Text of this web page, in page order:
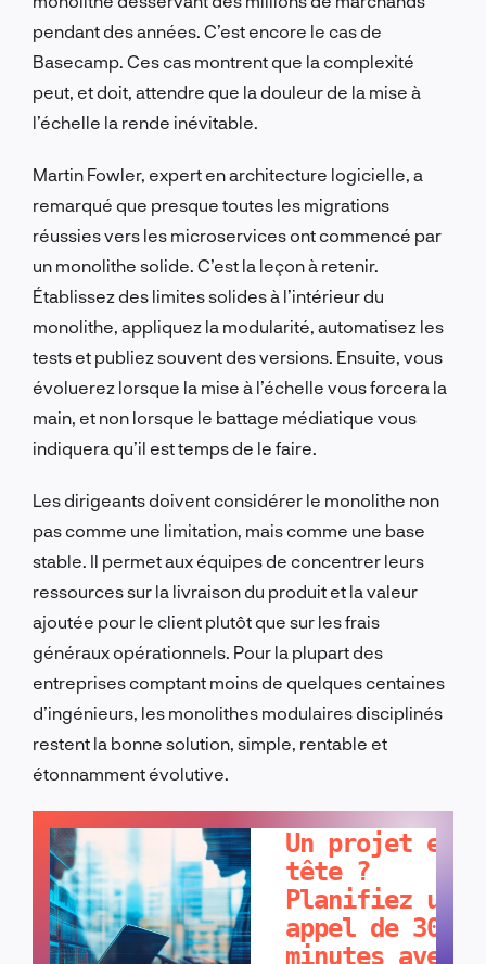
pendant des années. C’est encore le cas de
Basecamp. Ces cas montrent que la complexité
peut, et doit, attendre que la douleur de la mise à
l’échelle la rende inévitable.
Martin Fowler, expert en architecture logicielle, a
remarqué que presque toutes les migrations
réussies vers les microservices ont commencé par
un monolithe solide. C’est la leçon à retenir.
Établissez des limites solides à l’intérieur du
monolithe, appliquez la modularité, automatisez les
tests et publiez souvent des versions. Ensuite, vous
évoluerez lorsque la mise à l’échelle vous forcera la
main, et non lorsque le battage médiatique vous
indiquera qu’il est temps de le faire.
Les dirigeants doivent considérer le monolithe non
pas comme une limitation, mais comme une base
stable. Il permet aux équipes de concentrer leurs
ressources sur la livraison du produit et la valeur
ajoutée pour le client plutôt que sur les frais
généraux opérationnels. Pour la plupart des
entreprises comptant moins de quelques centaines
d’ingénieurs, les monolithes modulaires disciplinés
restent la bonne solution, simple, rentable et
étonnamment évolutive.
Un projet en
tête ?
Planifiez un
appel de 30
minutes avec